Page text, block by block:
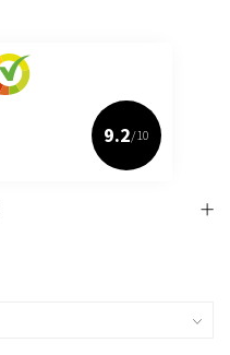
9.2/10